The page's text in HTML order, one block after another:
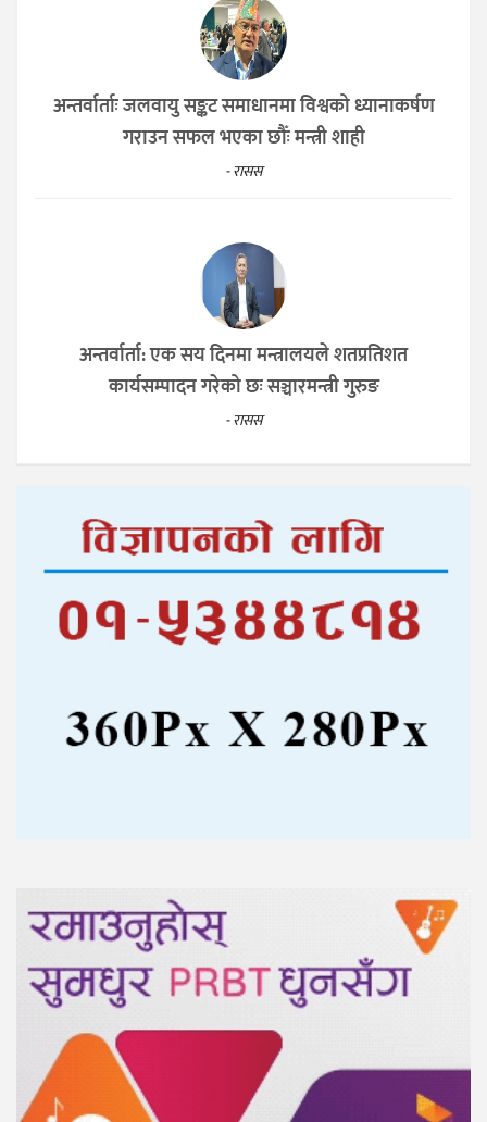
अन्तर्वार्ताः जलवायु सङ्कट समाधानमा विश्वको ध्यानाकर्षण
गराउन सफल भएका छौँः मन्त्री शाही
- रासस
अन्तर्वार्ता: एक सय दिनमा मन्त्रालयले शतप्रतिशत
कार्यसम्पादन गरेको छः सञ्चारमन्त्री गुरुङ
- रासस